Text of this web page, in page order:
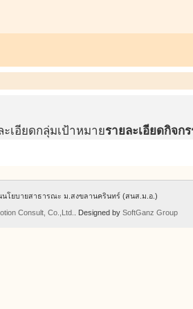
ะเอียดกลุ่มเป้าหมายรายละเอียดกิจก
นโยบายสาธารณะ ม.สงขลานครินทร์ (สนส.ม.อ.)
Consult, Co.,Ltd. . Designed by SoftGanz Group